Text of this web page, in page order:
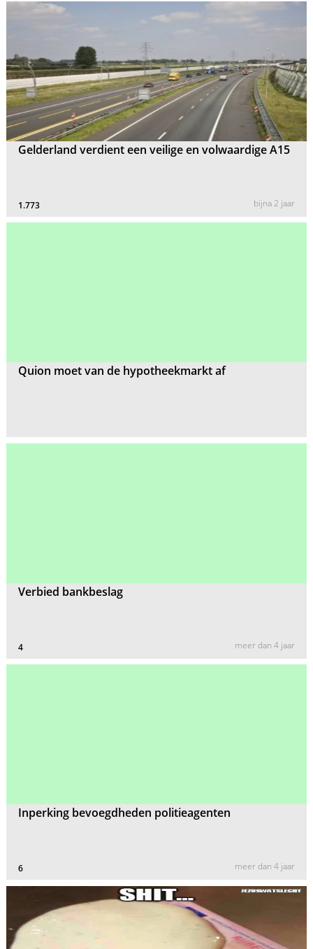
Gelderland verdient een veilige en volwaardige A15
1.773 bijna 2 jaar
Quion moet van de hypotheekmarkt af
Verbied bankbeslag
4 meer dan 4 jaar
Inperking bevoegdheden politieagenten
6 meer dan 4 jaar